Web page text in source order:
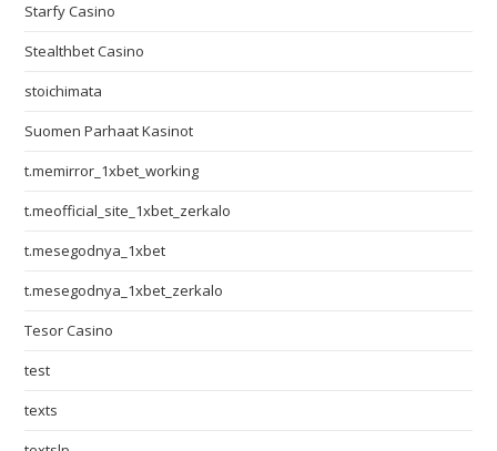
Starfy Casino
Stealthbet Casino
stoichimata
Suomen Parhaat Kasinot
t.memirror_1xbet_working
t.meofficial_site_1xbet_zerkalo
t.mesegodnya_1xbet
t.mesegodnya_1xbet_zerkalo
Tesor Casino
test
texts